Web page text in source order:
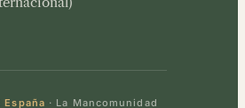
España · La Mancomunidad